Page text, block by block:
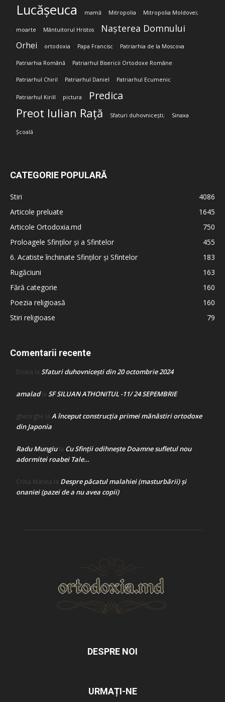
Lucășeuca mamă Mitropolia Mitropolia Moldovei;
moarte Mântuitorul Hristos Nașterea Domnului
Orhei ortodoxia Papa Francisc Patriarhia de la Moscova
Patriarhia Română Patriarhul Bisericii Ortodoxe Române
Patriarhul Chiril Patriarhul Daniel Patriarhul Ecumenic
Patriarhul Kirill pictura Predica
Preot Iulian Rață Sfaturi duhovnicești; Sinaxa
Școală
CATEGORIE POPULARĂ
Stiri
4086
Articole preluate
1645
Articole Ortodoxia.md
750
Proloagele Sfinților și a Sfintelor
455
6. Acatiste închinate Sfinților și Sfintelor
183
Rugăciuni
163
Fără categorie
160
Poezia religioasă
160
Stiri religioase
79
Comentarii recente
Doina la Sfaturi duhovnicești din 20 octombrie 2024
amaladla SF SILUAN ATHONITUL -11/ 24 SEPEMBRIE
gheorghe la A început construcţia primei mănăstiri ortodoxe
din Japonia
Radu Mungiula Cu Sfinții odihnește Doamne sufletul nou
adormitei roabei Tale…
Crina Marina la Despre păcatul malahiei (masturbării) şi
onaniei (pazei de a nu avea copii)
DESPRE NOI
URMAȚI-NE